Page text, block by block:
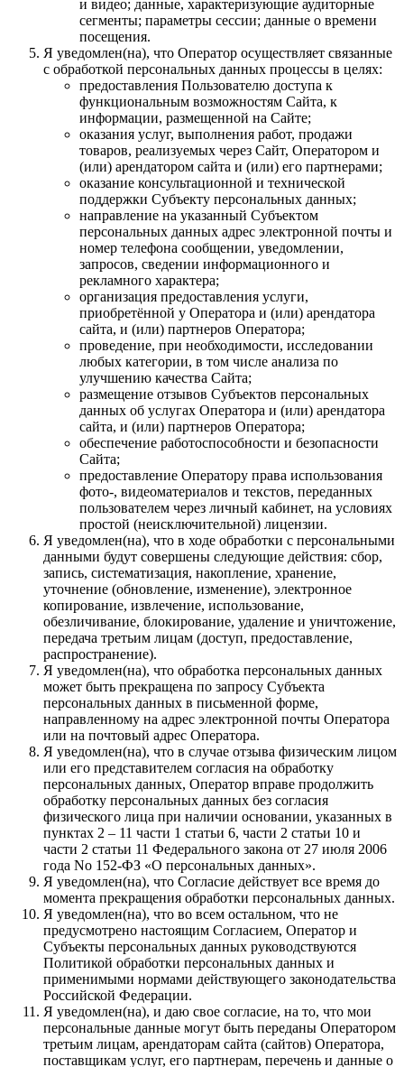
и видео; данные, характеризующие аудиторные
сегменты; параметры сессии; данные о времени
посещения.
Я уведомлен(на), что Оператор осуществляет связанные
с обработкой персональных данных процессы в целях:
предоставления Пользователю доступа к
функциональным возможностям Сайта, к
информации, размещенной на Сайте;
оказания услуг, выполнения работ, продажи
товаров, реализуемых через Сайт, Оператором и
(или) арендатором сайта и (или) его партнерами;
оказание консультационной и технической
поддержки Субъекту персональных данных;
направление на указанный Субъектом
персональных данных адрес электронной почты и
номер телефона сообщении, уведомлении,
запросов, сведении информационного и
рекламного характера;
организация предоставления услуги,
приобретённой у Оператора и (или) арендатора
сайта, и (или) партнеров Оператора;
проведение, при необходимости, исследовании
любых категории, в том числе анализа по
улучшению качества Сайта;
размещение отзывов Субъектов персональных
данных об услугах Оператора и (или) арендатора
сайта, и (или) партнеров Оператора;
обеспечение работоспособности и безопасности
Сайта;
предоставление Оператору права использования
фото-, видеоматериалов и текстов, переданных
пользователем через личный кабинет, на условиях
простой (неисключительной) лицензии.
Я уведомлен(на), что в ходе обработки с персональными
данными будут совершены следующие действия: сбор,
запись, систематизация, накопление, хранение,
уточнение (обновление, изменение), электронное
копирование, извлечение, использование,
обезличивание, блокирование, удаление и уничтожение,
передача третьим лицам (доступ, предоставление,
распространение).
Я уведомлен(на), что обработка персональных данных
может быть прекращена по запросу Субъекта
персональных данных в письменной форме,
направленному на адрес электронной почты Оператора
или на почтовый адрес Оператора.
Я уведомлен(на), что в случае отзыва физическим лицом
или его представителем согласия на обработку
персональных данных, Оператор вправе продолжить
обработку персональных данных без согласия
физического лица при наличии основании, указанных в
пунктах 2 – 11 части 1 статьи 6, части 2 статьи 10 и
части 2 статьи 11 Федерального закона от 27 июля 2006
года No 152-ФЗ «О персональных данных».
Я уведомлен(на), что Согласие действует все время до
момента прекращения обработки персональных данных.
Я уведомлен(на), что во всем остальном, что не
предусмотрено настоящим Согласием, Оператор и
Субъекты персональных данных руководствуются
Политикой обработки персональных данных и
применимыми нормами действующего законодательства
Российской Федерации.
Я уведомлен(на), и даю свое согласие, на то, что мои
персональные данные могут быть переданы Оператором
третьим лицам, арендаторам сайта (сайтов) Оператора,
поставщикам услуг, его партнерам, перечень и данные о